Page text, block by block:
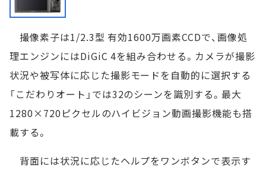
撮像素子は1/2.3型 有効1600万画素CCDで、画像処
理エンジンにはDiGiC 4を組み合わせる。カメラが撮影
状況や被写体に応じた撮影モードを自動的に選択する
「こだわりオート」では32のシーンを識別する。最大
1280×720ピクセルのハイビジョン動画撮影機能も搭
載する。
背面には状況に応じたヘルプをワンボタンで表示す